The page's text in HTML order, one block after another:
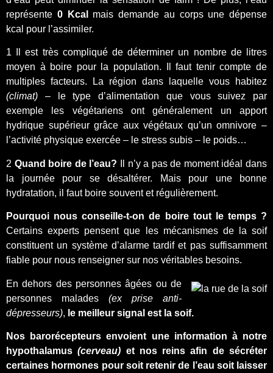
représente 0 Kcal
mais demande au corps une dépense
kcal pour l’assimiler.
1 Il est très compliqué de déterminer un nombre de litres
moyen à boire pour la population. Il faut tenir compte de
multiples facteurs. La région dans laquelle vous habitez
(climat) – le type d’alimentation que vous suivez par
exemple les végétariens ont généralement un apport
hydrique supérieur grâce aux végétaux qu’un omnivore –
l’activité physique exercée – le stress subis – le poids…
2 Quand boire de l’eau? Il n’y a pas de moment idéal dans
la journée pour se désaltérer. Mais pour une bonne
hydratation, il faut boire souvent et régulièrement.
Pourquoi nous conseille-t-on de boire tout le temps ?
Certains experts pensent que les mécanismes de la soif
constituent un système d’alarme tardif et pas suffisamment
fiable pour nous renseigner sur nos véritables besoins.
En dehors des personnes âgées ou de
personnes malades (ex prise anti-
dépresseurs), le meilleur signal est la soif.
Nos barorécepteurs envoient une information à notre
hypothalamus (cerveau) et nos reins afin de sécréter
certaines hormones pour soit retenir de l’eau soit laisser